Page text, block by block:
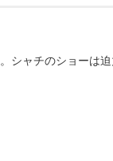
シャチのショーは